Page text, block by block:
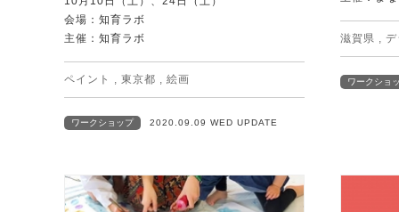
会場：知育ラボ
主催：知育ラボ
ペイント , 東京都 , 絵画
ワークショップ 2020.09.09 WED UPDATE
滋賀県 ,
ワークショ